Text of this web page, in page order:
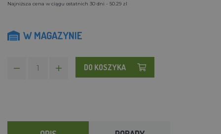
Najniższa cena w ciągu ostatnich 30 dni - 50.29 zl
W MAGAZYNIE
DO KOSZYKA